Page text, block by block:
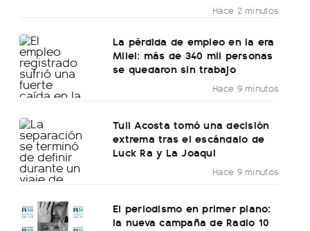
Hace 2 minutos
La pérdida de empleo en la era
Milei: más de 340 mil personas
se quedaron sin trabajo
Hace 9 minutos
Tuli Acosta tomó una decisión
extrema tras el escándalo de
Luck Ra y La Joaqui
Hace 9 minutos
El periodismo en primer plano:
la nueva campaña de Radio 10